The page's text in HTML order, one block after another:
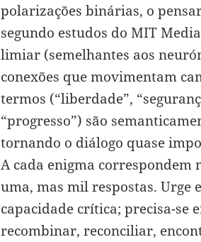
polarizações binárias, o
segundo estudos do MIT
limiar (semelhantes aos
conexões que movimentam
termos (“liberdade”,
“progresso”) são
tornando o diálogo quase
A cada enigma
uma, mas mil respostas. Urge
capacidade crítica; precisa-se
recombinar, reconciliar,